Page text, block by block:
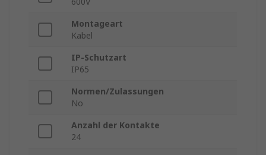
Montageart
Kabel
IP-Schutzart
IP65
Normen/Zulassungen
No
Anzahl der Kontakte
24